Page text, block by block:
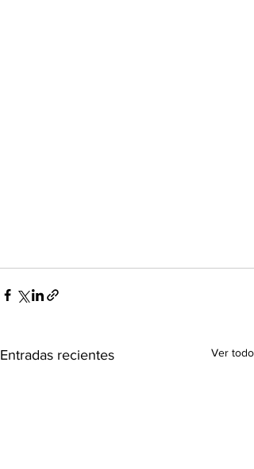
Entradas recientes Ver todo